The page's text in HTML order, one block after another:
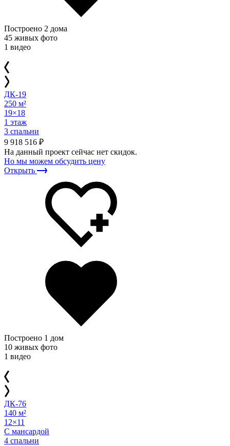
Построено 2 дома
45 живых фото
1 видео
ДК-19
250 м²
19×18
1 этаж
3 спальни
9 918 516 ₽
На данный проект сейчас нет скидок.
Но мы можем обсудить цену
Открыть
Построено 1 дом
10 живых фото
1 видео
ДК-76
140 м²
12×11
С мансардой
4 спальни